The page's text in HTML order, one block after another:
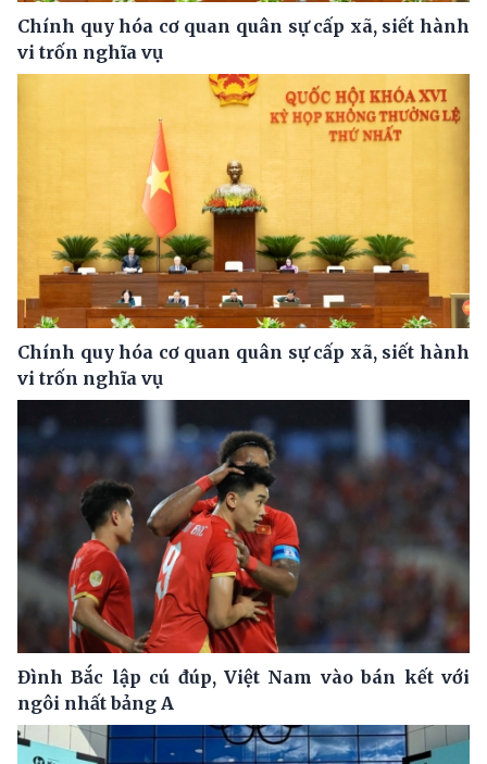
Chính quy hóa cơ quan quân sự cấp xã, siết hành
vi trốn nghĩa vụ
Chính quy hóa cơ quan quân sự cấp xã, siết hành
vi trốn nghĩa vụ
Đình Bắc lập cú đúp, Việt Nam vào bán kết với
ngôi nhất bảng A